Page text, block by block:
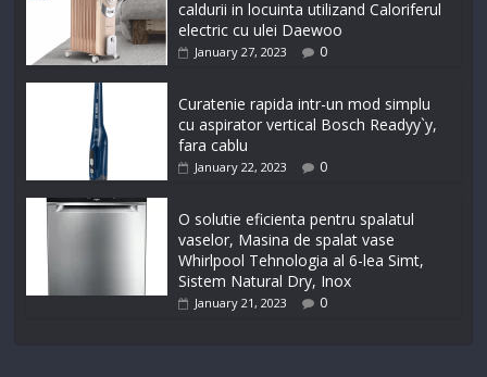
caldurii in locuinta utilizand Caloriferul
electric cu ulei Daewoo
January 27, 2023 0
Curatenie rapida intr-un mod simplu
cu aspirator vertical Bosch Readyy`y,
fara cablu
January 22, 2023 0
O solutie eficienta pentru spalatul
vaselor, Masina de spalat vase
Whirlpool Tehnologia al 6-lea Simt,
Sistem Natural Dry, Inox
January 21, 2023 0